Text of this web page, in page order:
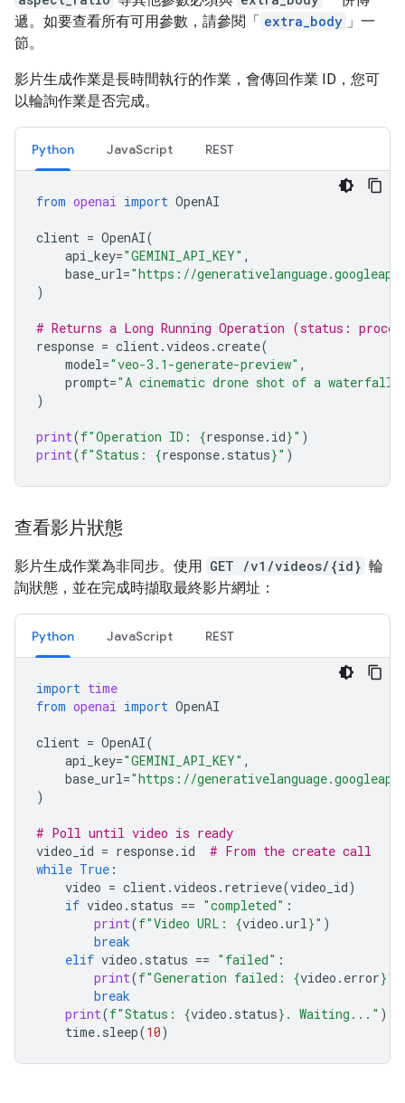
遞。如要查看所有可用參數，請參閱「 extra_body 」一
節。
影片生成作業是長時間執行的作業，會傳回作業 ID，您可
以輪詢作業是否完成。
Python JavaScript REST
from openai import OpenAI
client = OpenAI(
api_key="GEMINI_API_KEY" ,
base_url="https://
)
# Returns a Long Running Operation (status:
response = client.videos .create(
model="veo-3.1-generate-preview" ,
prompt="A cinematic drone shot of a waterfall"
)
print(f"Operation ID: {response. id}" )
print(f"Status: {response. status}" )
查看影片狀態
影片生成作業為非同步。使用 GET /v1/videos/{id} 輪
詢狀態，並在完成時擷取最終影片網址：
Python JavaScript REST
import time
from openai import OpenAI
client = OpenAI(
api_key="GEMINI_API_KEY" ,
base_url="https://
)
# Poll until video is ready
video_id = response. id
# From the create call
while True :
video = client.videos . retrieve(video_id)
if video . status == "completed" :
print(f"Video URL: {video .url}" )
break
elif video . status == "failed" :
print(f"Generation failed: {video . error}"
break
print(f"Status: {video . status} . Waiting..." )
time. sleep(10)